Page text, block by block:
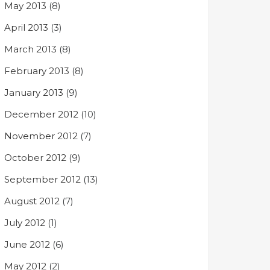
May 2013 (8)
April 2013 (3)
March 2013 (8)
February 2013 (8)
January 2013 (9)
December 2012 (10)
November 2012 (7)
October 2012 (9)
September 2012 (13)
August 2012 (7)
July 2012 (1)
June 2012 (6)
May 2012 (2)